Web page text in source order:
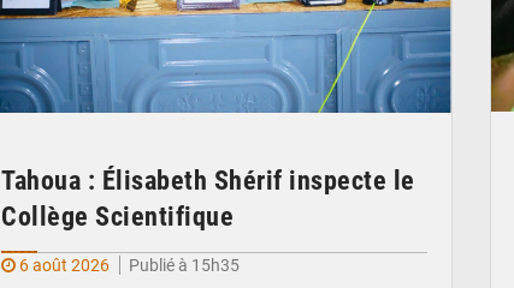
Tahoua : Élisabeth Shérif inspecte le
Collège Scientifique
6 août 2026
Publié à 15h35